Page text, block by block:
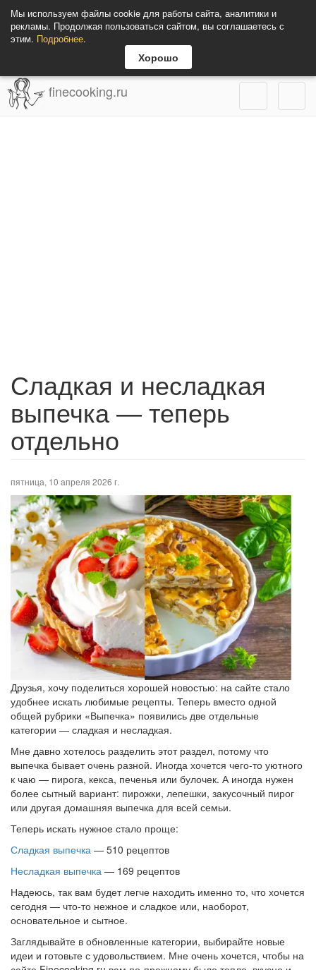
Мы используем файлы cookie для работы сайта, аналитики и
рекламы. Продолжая пользоваться сайтом, вы соглашаетесь с
этим. Подробнее.
Хорошо
finecooking.ru
Сладкая и несладкая
выпечка — теперь
отдельно
пятница, 10 апреля 2026 г.
Друзья, хочу поделиться хорошей новостью: на сайте стало
удобнее искать любимые рецепты. Теперь вместо одной
общей рубрики «Выпечка» появились две отдельные
категории — сладкая и несладкая.
Мне давно хотелось разделить этот раздел, потому что
выпечка бывает очень разной. Иногда хочется чего-то уютного
к чаю — пирога, кекса, печенья или булочек. А иногда нужен
более сытный вариант: пирожки, лепешки, закусочный пирог
или другая домашняя выпечка для всей семьи.
Теперь искать нужное стало проще:
Сладкая выпечка — 510 рецептов
Несладкая выпечка — 169 рецептов
Надеюсь, так вам будет легче находить именно то, что хочется
сегодня — что-то нежное и сладкое или, наоборот,
основательное и сытное.
Заглядывайте в обновленные категории, выбирайте новые
идеи и готовьте с удовольствием. Мне очень хочется, чтобы на